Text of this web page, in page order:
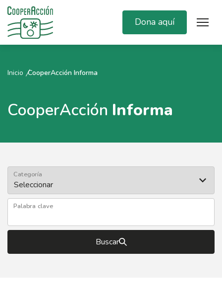
Dona aquí
Inicio CooperAcción Informa
CooperAcción Informa
Categoría
Palabra clave
Buscar